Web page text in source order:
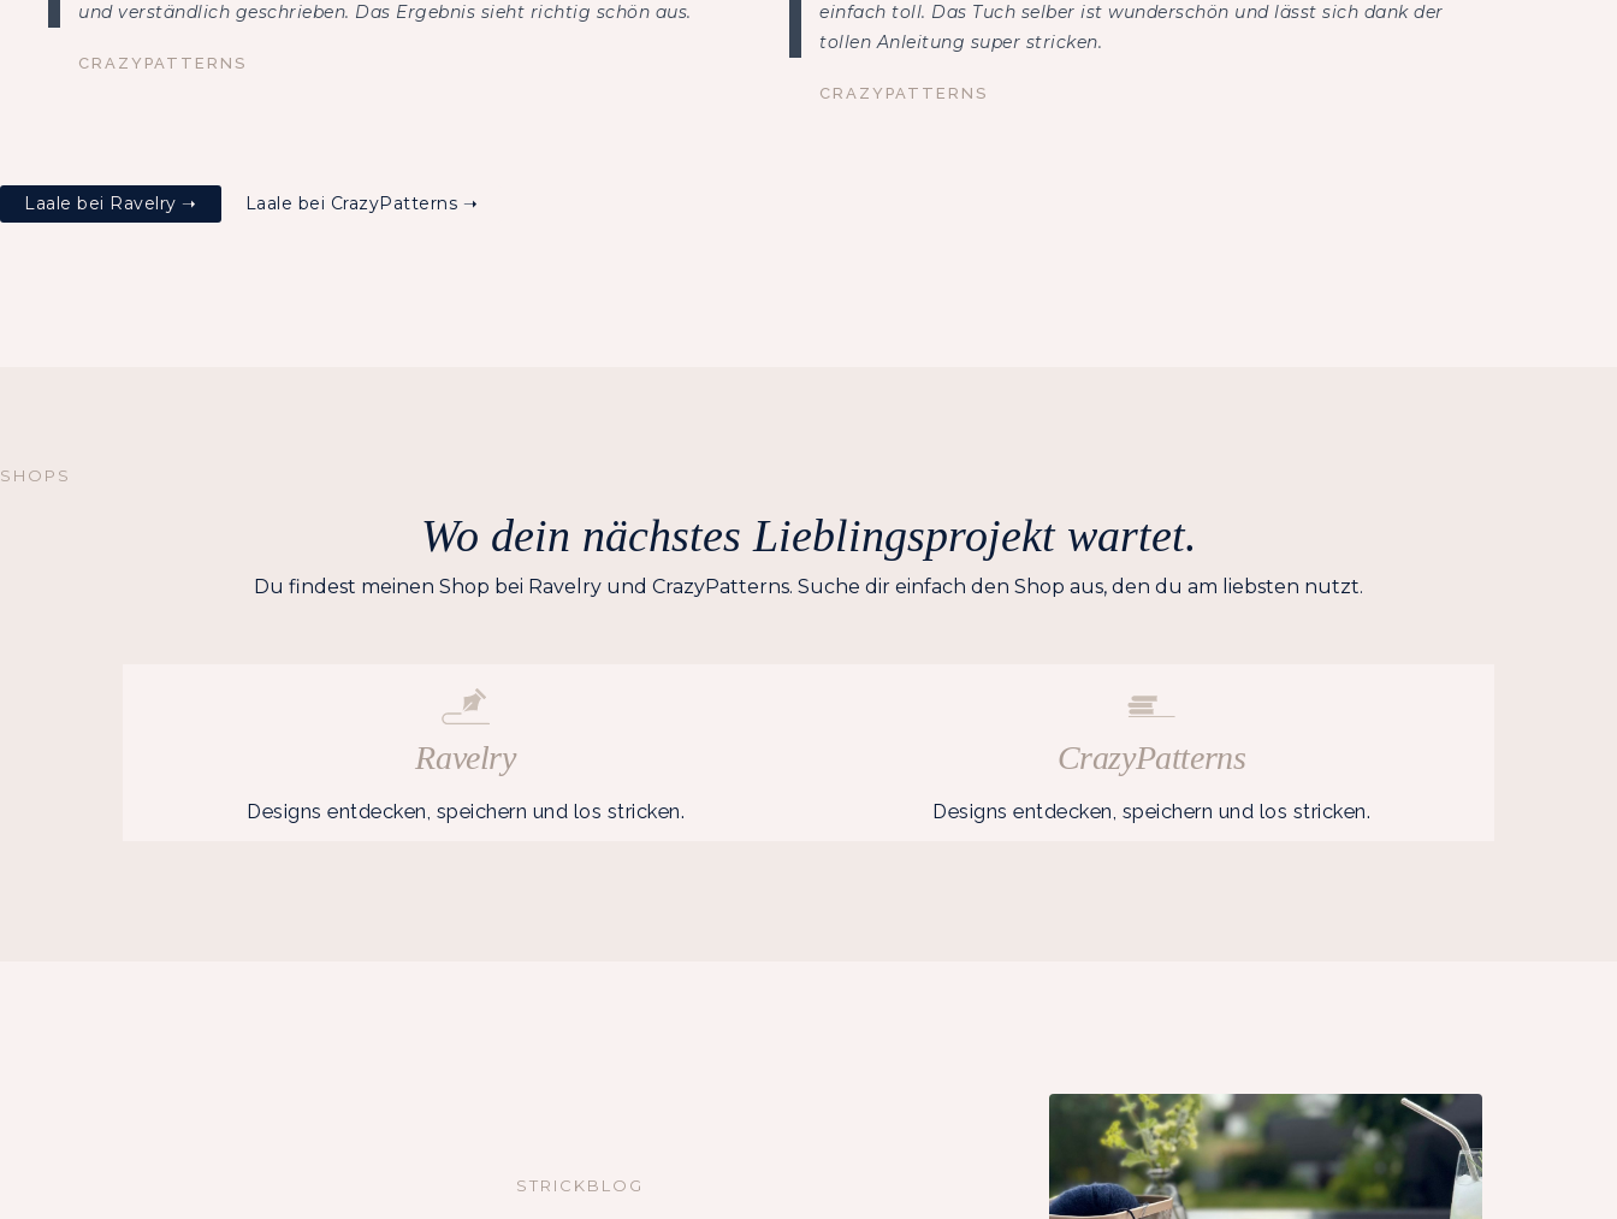
und verständlich geschrieben. Das Ergebnis sieht richtig schön aus.
CRAZYPATTERNS
einfach toll. Das Tuch selber ist wunderschön und lässt sich dank der
tollen Anleitung super stricken.
CRAZYPATTERNS
Laale bei Ravelry ➝ Laale bei CrazyPatterns ➝
SHOPS
Wo dein nächstes Lieblingsprojekt wartet.
Du findest meinen Shop bei Ravelry und CrazyPatterns. Suche dir einfach den Shop aus, den du am liebsten nutzt.
Ravelry
Designs entdecken, speichern und los stricken.
CrazyPatterns
Designs entdecken, speichern und los stricken.
STRICKBLOG